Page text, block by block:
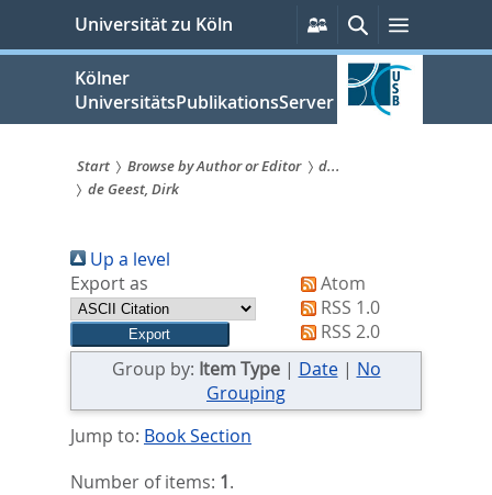
springen
Universität zu Köln
Persönliche
Services
SucheMenü
Kölner
UniversitätsPublikationsServer
Sie
sind
hier:
Start Browse by Author or Editor
d...
de Geest, Dirk
Up a level
Export as
Atom
RSS 1.0
RSS 2.0
Group by: Item Type| Date| No
Grouping
Jump to: Book Section
Number of items: 1.